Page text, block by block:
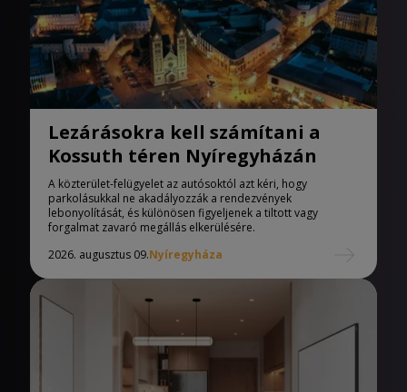
Lezárásokra kell számítani a
Kossuth téren Nyíregyházán
A közterület-felügyelet az autósoktól azt kéri, hogy
parkolásukkal ne akadályozzák a rendezvények
lebonyolítását, és különösen figyeljenek a tiltott vagy
forgalmat zavaró megállás elkerülésére.
2026. augusztus 09.Nyíregyháza